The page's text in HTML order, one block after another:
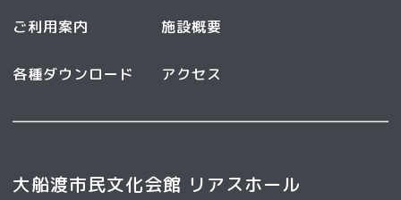
ご利用案内 施設概要
各種ダウンロード アクセス
大船渡市民文化会館 リアスホール